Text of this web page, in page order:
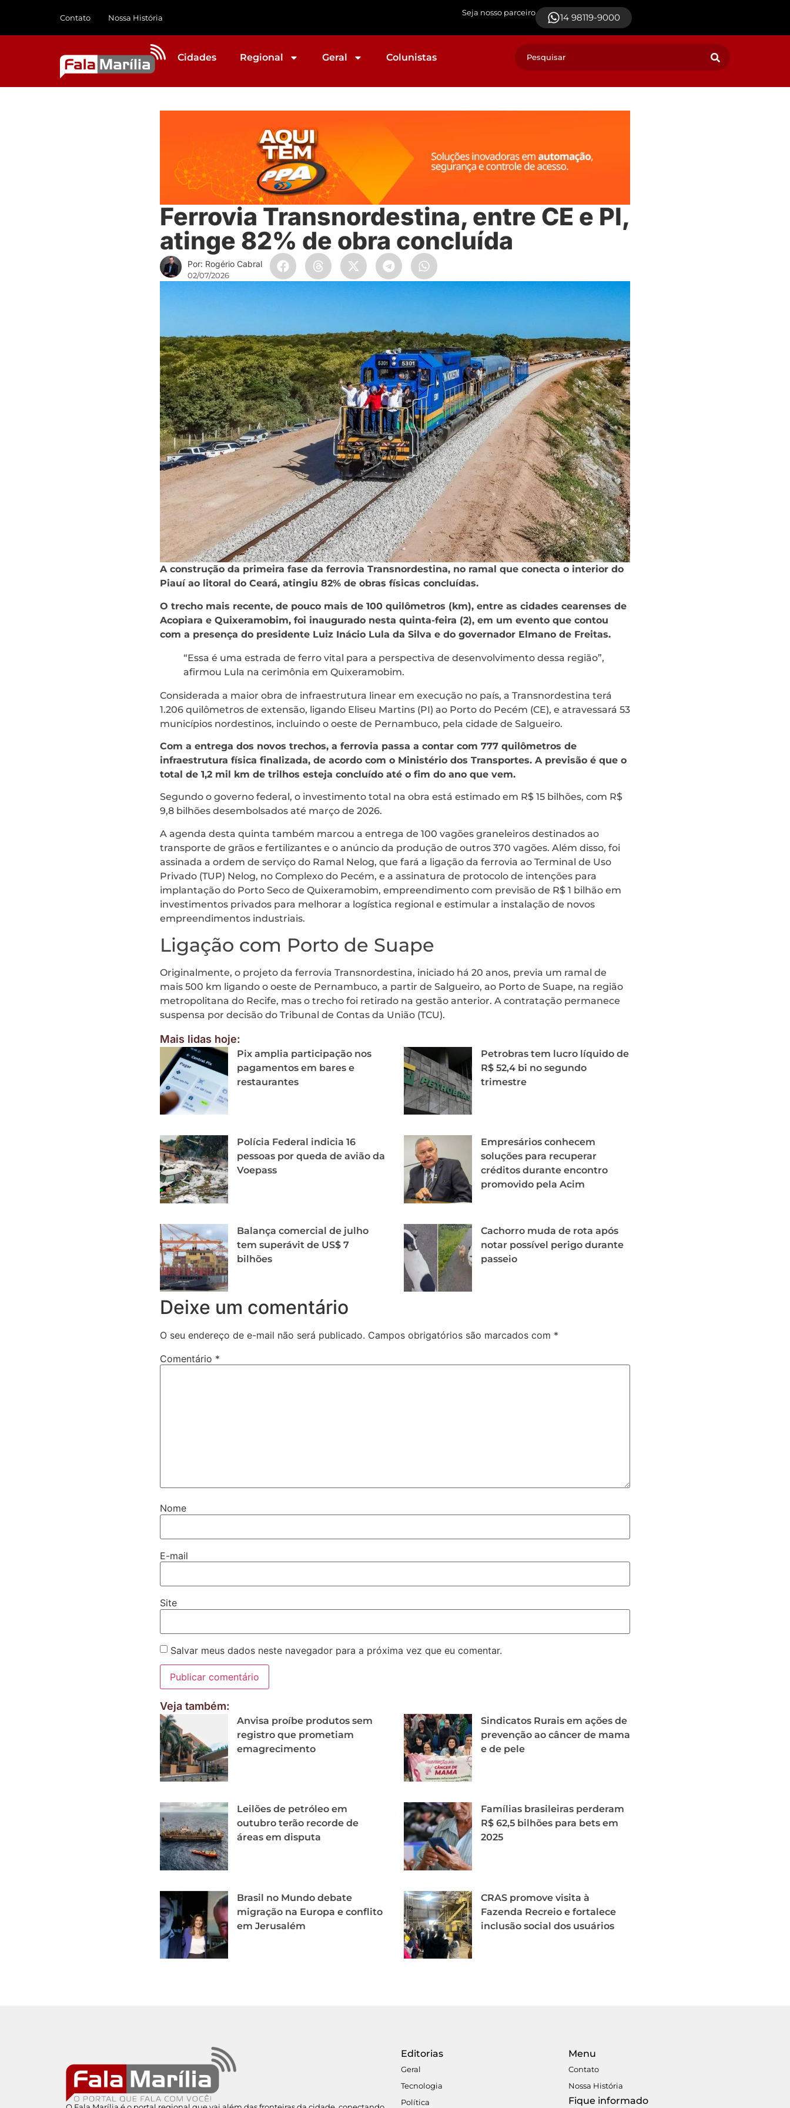
Contato Nossa História
Seja nosso parceiro 14 98119-9000
Cidades Regional Geral Colunistas
Ferrovia Transnordestina, entre CE e PI,
atinge 82% de obra concluída
Por: Rogério Cabral
02/07/2026
A construção da primeira fase da ferrovia Transnordestina, no ramal que conecta o interior do
Piauí ao litoral do Ceará, atingiu 82% de obras físicas concluídas.
O trecho mais recente, de pouco mais de 100 quilômetros (km), entre as cidades cearenses de
Acopiara e Quixeramobim, foi inaugurado nesta quinta-feira (2), em um evento que contou
com a presença do presidente Luiz Inácio Lula da Silva e do governador Elmano de Freitas.
“Essa é uma estrada de ferro vital para a perspectiva de desenvolvimento dessa região”,
afirmou Lula na cerimônia em Quixeramobim.
Considerada a maior obra de infraestrutura linear em execução no país, a Transnordestina terá
1.206 quilômetros de extensão, ligando Eliseu Martins (PI) ao Porto do Pecém (CE), e atravessará 53
municípios nordestinos, incluindo o oeste de Pernambuco, pela cidade de Salgueiro.
Com a entrega dos novos trechos, a ferrovia passa a contar com 777 quilômetros de
infraestrutura física finalizada, de acordo com o Ministério dos Transportes. A previsão é que o
total de 1,2 mil km de trilhos esteja concluído até o fim do ano que vem.
Segundo o governo federal, o investimento total na obra está estimado em R$ 15 bilhões, com R$
9,8 bilhões desembolsados até março de 2026.
A agenda desta quinta também marcou a entrega de 100 vagões graneleiros destinados ao
transporte de grãos e fertilizantes e o anúncio da produção de outros 370 vagões. Além disso, foi
assinada a ordem de serviço do Ramal Nelog, que fará a ligação da ferrovia ao Terminal de Uso
Privado (TUP) Nelog, no Complexo do Pecém, e a assinatura de protocolo de intenções para
implantação do Porto Seco de Quixeramobim, empreendimento com previsão de R$ 1 bilhão em
investimentos privados para melhorar a logística regional e estimular a instalação de novos
empreendimentos industriais.
Ligação com Porto de Suape
Originalmente, o projeto da ferrovia Transnordestina, iniciado há 20 anos, previa um ramal de
mais 500 km ligando o oeste de Pernambuco, a partir de Salgueiro, ao Porto de Suape, na região
metropolitana do Recife, mas o trecho foi retirado na gestão anterior. A contratação permanece
suspensa por decisão do Tribunal de Contas da União (TCU).
Mais lidas hoje:
Pix amplia participação nos
pagamentos em bares e
restaurantes
Petrobras tem lucro líquido de
R$ 52,4 bi no segundo
trimestre
Polícia Federal indicia 16
pessoas por queda de avião da
Voepass
Empresários conhecem
soluções para recuperar
créditos durante encontro
promovido pela Acim
Balança comercial de julho
tem superávit de US$ 7
bilhões
Cachorro muda de rota após
notar possível perigo durante
passeio
Deixe um comentário
O seu endereço de e-mail não será publicado. Campos obrigatórios são marcados com *
Comentário *
Nome
E-mail
Site
Salvar meus dados neste navegador para a próxima vez que eu comentar.
Veja também:
Anvisa proíbe produtos sem
registro que prometiam
emagrecimento
Sindicatos Rurais em ações de
prevenção ao câncer de mama
e de pele
Leilões de petróleo em
outubro terão recorde de
áreas em disputa
Famílias brasileiras perderam
R$ 62,5 bilhões para bets em
2025
Brasil no Mundo debate
migração na Europa e conflito
em Jerusalém
CRAS promove visita à
Fazenda Recreio e fortalece
inclusão social dos usuários
Editorias
Geral
Tecnologia
Política
Menu
Contato
Nossa História
Fique informado